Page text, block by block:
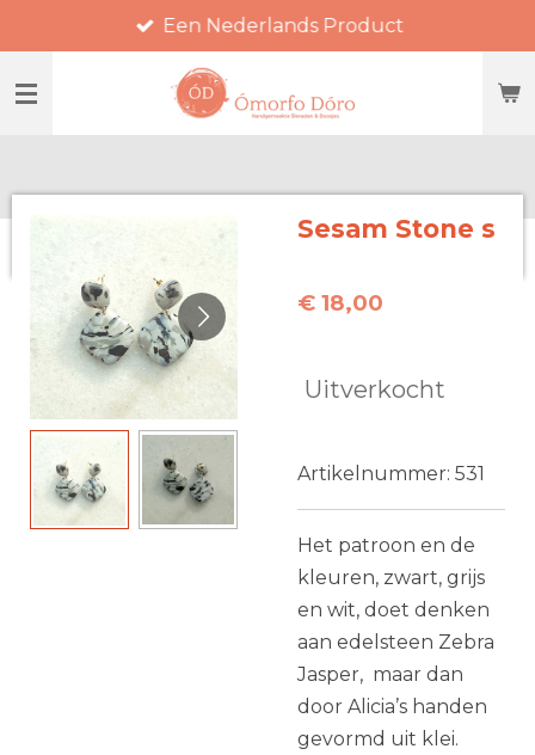
naar
Een Nederlands Product
Sesam Stone s
€ 18,00
Uitverkocht
Artikelnummer: 531
Het patroon en de
kleuren, zwart, grijs
en wit, doet denken
aan edelsteen Zebra
Jasper, maar dan
door Alicia’s handen
gevormd uit klei.